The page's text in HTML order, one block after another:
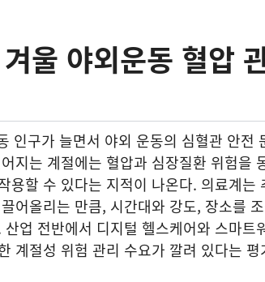
울 야외운동 혈압
인구가 늘면서 야외 운동의 심혈관 안전
지는 계절에는 혈압과 심장질환 위험을
용할 수 있다는 지적이 나온다. 의료계는
어올리는 만큼, 시간대와 강도, 장소를
업 전반에서 디지털 헬스케어와 스마트
계절성 위험 관리 수요가 깔려 있다는 평